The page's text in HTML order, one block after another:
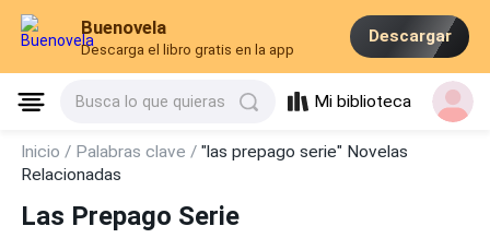
Buenovela
Descarga el libro gratis en la app
Descargar
Busca lo que quieras Mi biblioteca
Inicio / Palabras clave /"las prepago serie" Novelas
Relacionadas
Las Prepago Serie